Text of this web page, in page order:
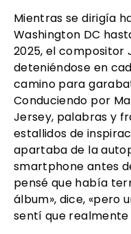
Mientras se dirigía
Washington DC
2025, el compositor
deteniéndose en
camino para
Conduciendo por
Jersey, palabras y
estallidos de
apartaba de la
smartphone antes
pensé que había
álbum», dice, «pero
sentí que